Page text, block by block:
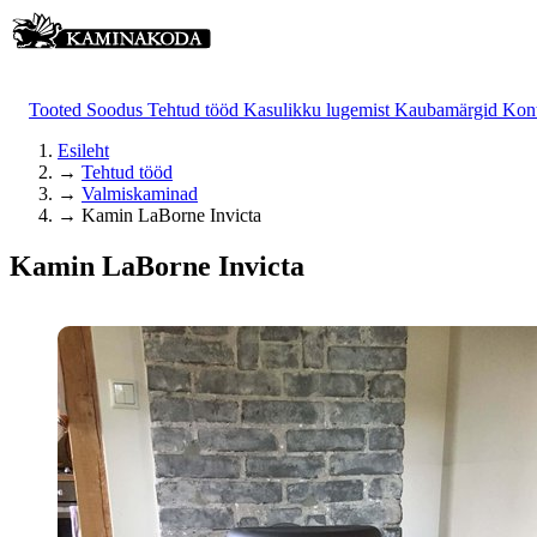
Tooted Soodus Tehtud tööd Kasulikku lugemist Kaubamärgid
Esileht
→ Tehtud tööd
→ Valmiskaminad
→ Kamin LaBorne Invicta
Kamin LaBorne Invicta